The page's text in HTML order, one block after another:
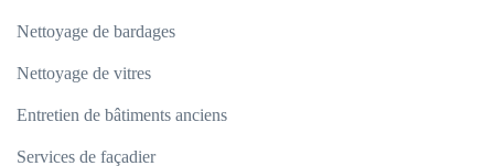
Nettoyage de bardages
Nettoyage de vitres
Entretien de bâtiments anciens
Services de façadier